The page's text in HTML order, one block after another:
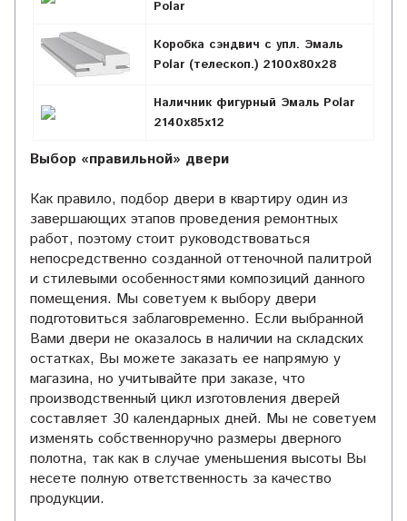
Polar
Коробка сэндвич с упл. Эмаль
Polar (телескоп.) 2100х80х28
Наличник фигурный Эмаль Polar
2140х85х12
Выбор «правильной» двери
Как правило, подбор двери в квартиру один из
завершающих этапов проведения ремонтных
работ, поэтому стоит руководствоваться
непосредственно созданной оттеночной палитрой
и стилевыми особенностями композиций данного
помещения. Мы советуем к выбору двери
подготовиться заблаговременно. Если выбранной
Вами двери не оказалось в наличии на складских
остатках, Вы можете заказать ее напрямую у
магазина, но учитывайте при заказе, что
производственный цикл изготовления дверей
составляет 30 календарных дней. Мы не советуем
изменять собственноручно размеры дверного
полотна, так как в случае уменьшения высоты Вы
несете полную ответственность за качество
продукции.